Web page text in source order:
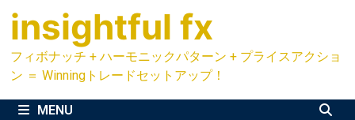
Skip
content
insightful fx
フィボナッチ + ハーモニックパターン + プライスアクショ
ン ＝ Winningトレードセットアップ！
MENU